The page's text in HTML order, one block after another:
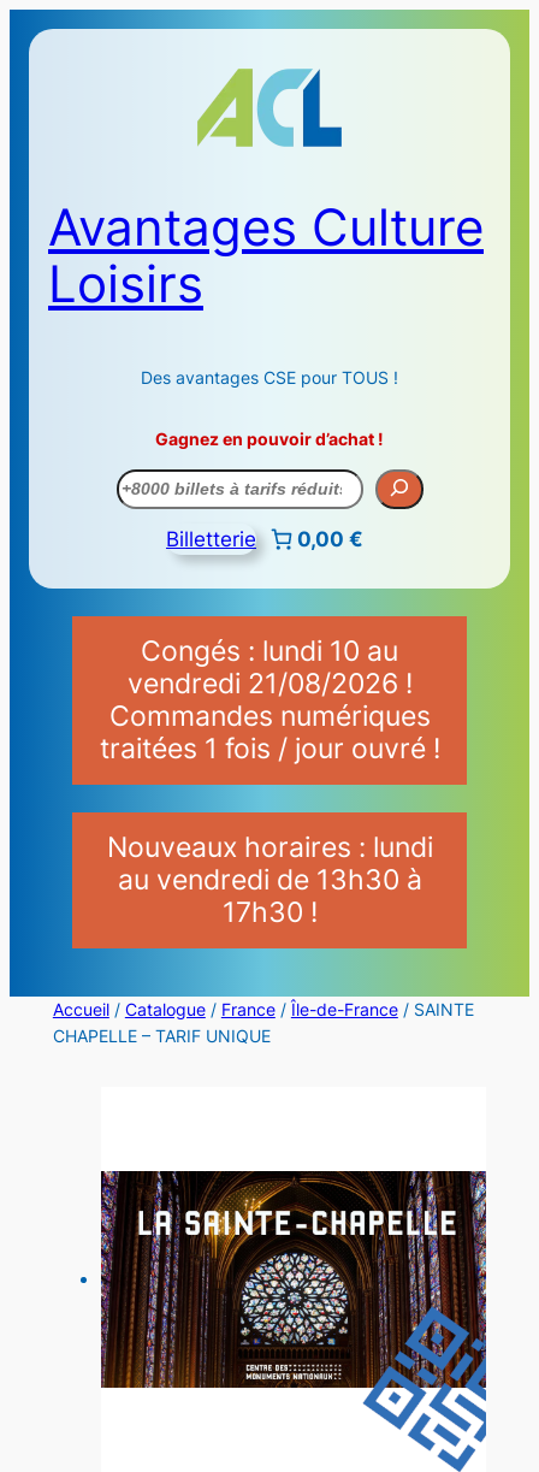
Avantages Culture
Loisirs
Des avantages CSE pour TOUS !
Gagnez en pouvoir d’achat !
Recherche
Billetterie 0,00 €
Congés : lundi 10 au
vendredi 21/08/2026 !
Commandes numériques
traitées 1 fois / jour ouvré !
Nouveaux horaires : lundi
au vendredi de 13h30 à
17h30 !
Accueil/ Catalogue/ France/ Île-de-France/ SAINTE
CHAPELLE – TARIF UNIQUE